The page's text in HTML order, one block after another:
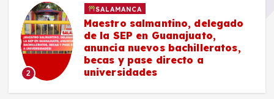
2
SALAMANCA
Maestro salmantino, delegado
de la SEP en Guanajuato,
anuncia nuevos bachilleratos,
becas y pase directo a
universidades